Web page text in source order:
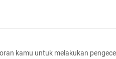
kamu untuk melakukan